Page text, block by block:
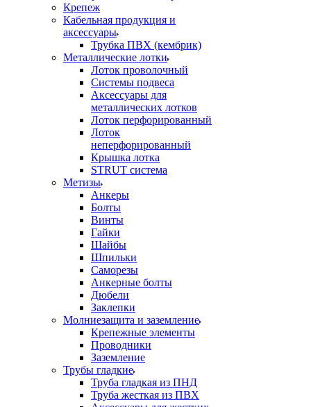
Крепеж
Кабельная продукция и
аксессуары
Трубка ПВХ (кембрик)
Металлические лотки
Лоток проволочный
Системы подвеса
Аксессуары для
металлических лотков
Лоток перфорированный
Лоток
неперфорированный
Крышка лотка
STRUT система
Метизы
Анкеры
Болты
Винты
Гайки
Шайбы
Шпильки
Саморезы
Анкерные болты
Дюбели
Заклепки
Молниезащита и заземление
Крепежные элементы
Проводники
Заземление
Трубы гладкие
Труба гладкая из ПНД
Труба жесткая из ПВХ